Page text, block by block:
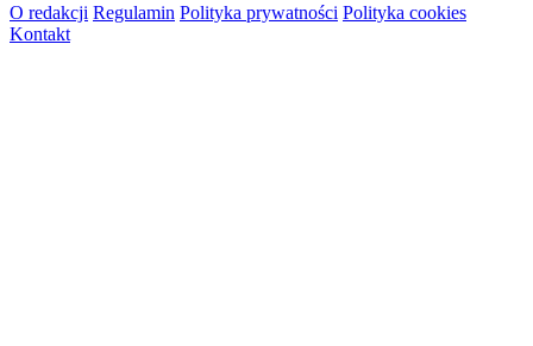
O redakcji Regulamin Polityka prywatności Polityka cookies
Kontakt